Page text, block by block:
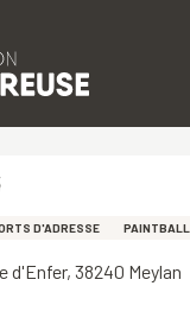
D'ADRESSE PAINTBALL
d'Enfer, 38240 Meylan